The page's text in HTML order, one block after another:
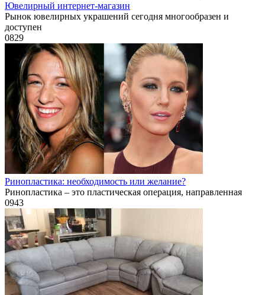
Ювелирный интернет-магазин
Рынок ювелирных украшений сегодня многообразен и
доступен
0829
Ринопластика: необходимость или желание?
Ринопластика – это пластическая операция, направленная
0943